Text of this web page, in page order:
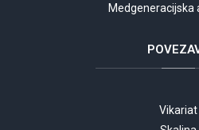
Medgeneracijska
Vikariat